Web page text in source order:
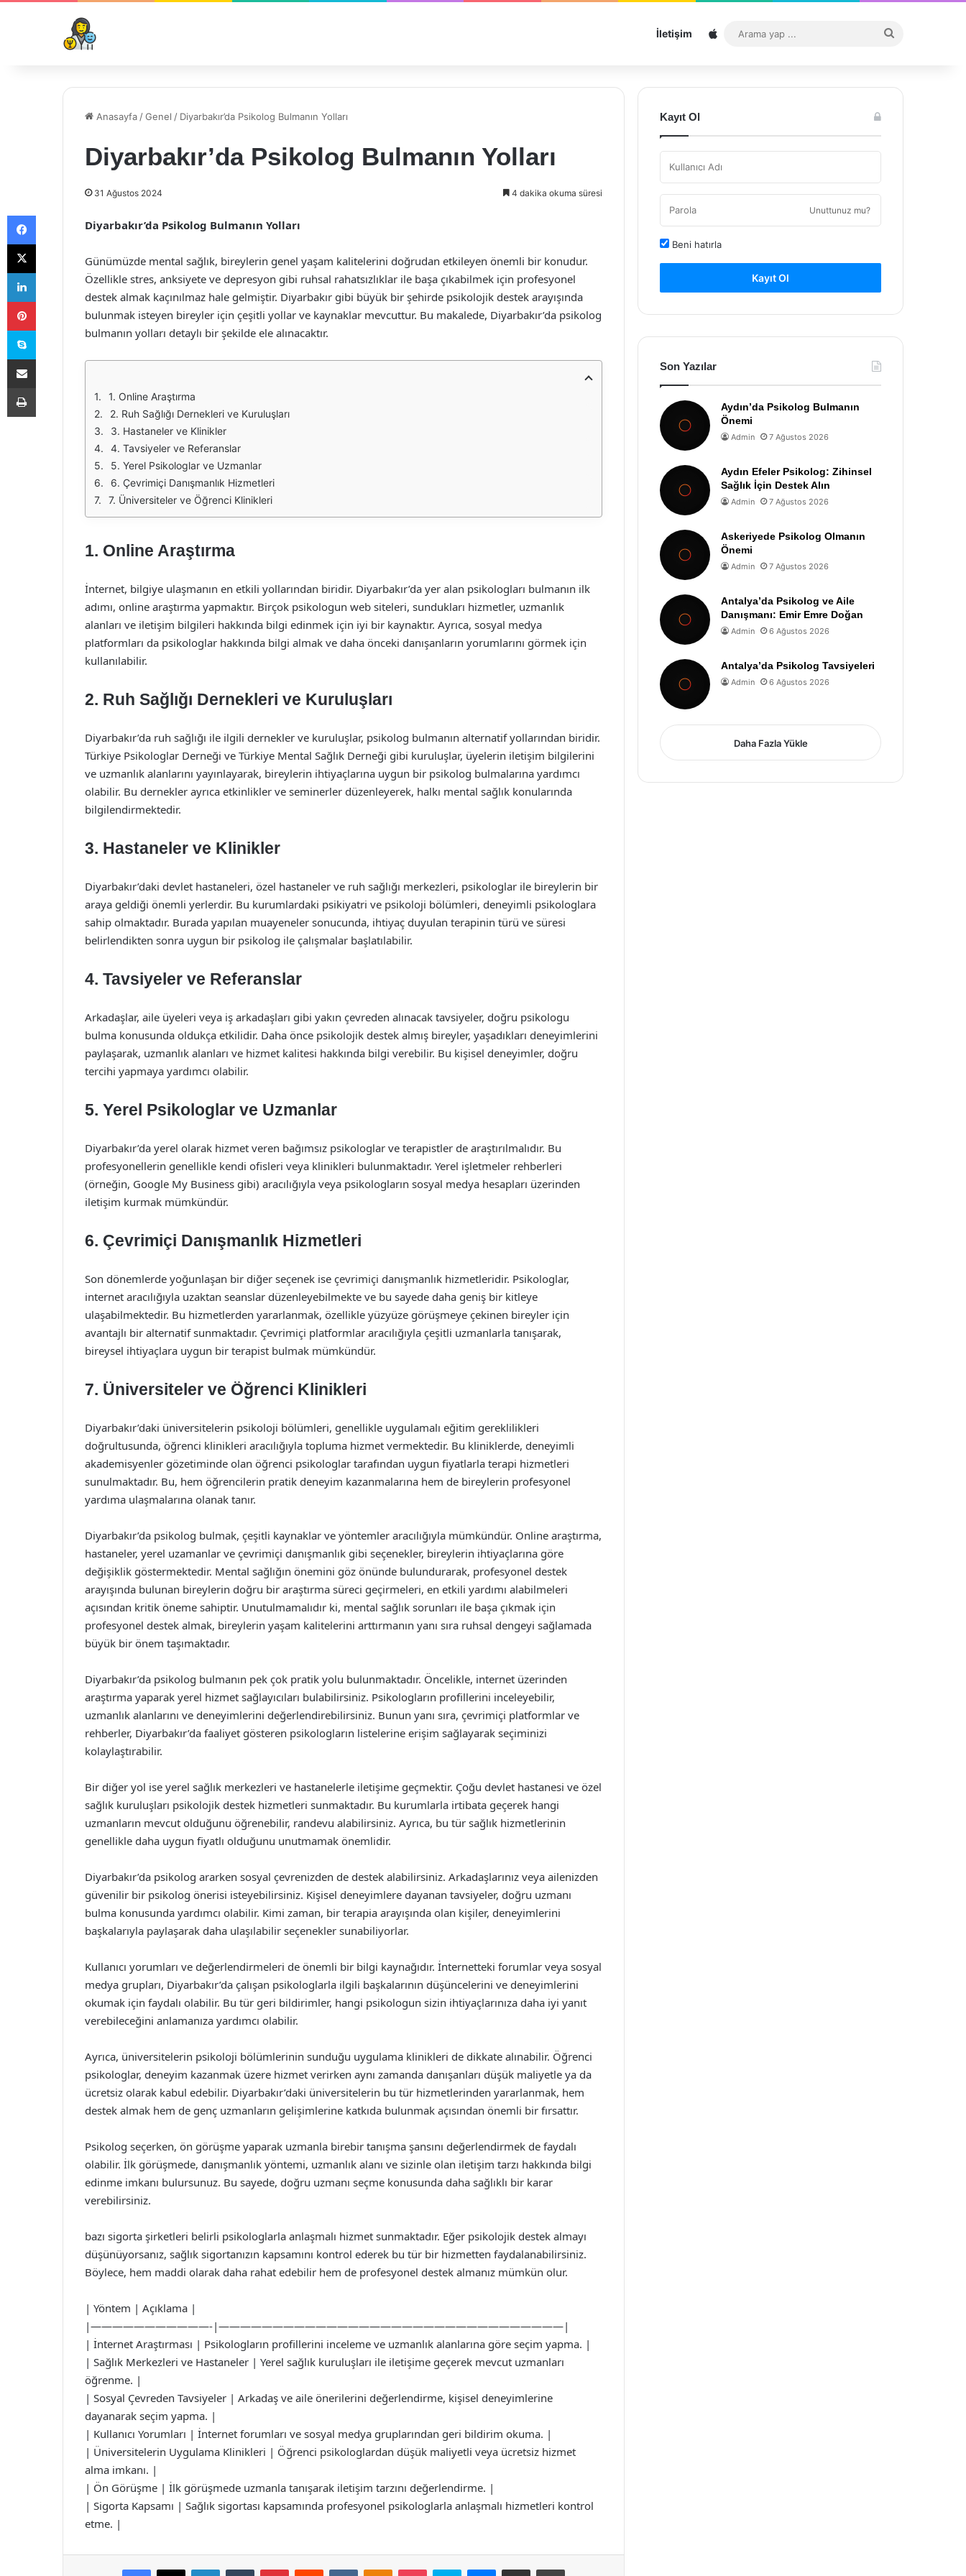
İletişim Sitemap
...
Anasayfa /Genel / Diyarbakır’da Psikolog Bulmanın Yolları
Diyarbakır’da Psikolog Bulmanın Yolları
31 Ağustos 2024 4 dakika okuma süresi
Diyarbakır’da Psikolog Bulmanın Yolları
Günümüzde mental sağlık, bireylerin genel yaşam kalitelerini doğrudan etkileyen önemli bir konudur.
Özellikle stres, anksiyete ve depresyon gibi ruhsal rahatsızlıklar ile başa çıkabilmek için profesyonel
destek almak kaçınılmaz hale gelmiştir. Diyarbakır gibi büyük bir şehirde psikolojik destek arayışında
bulunmak isteyen bireyler için çeşitli yollar ve kaynaklar mevcuttur. Bu makalede, Diyarbakır’da psikolog
bulmanın yolları detaylı bir şekilde ele alınacaktır.
1. Online Araştırma
2. Ruh Sağlığı Dernekleri ve Kuruluşları
3. Hastaneler ve Klinikler
4. Tavsiyeler ve Referanslar
5. Yerel Psikologlar ve Uzmanlar
6. Çevrimiçi Danışmanlık Hizmetleri
7. Üniversiteler ve Öğrenci Klinikleri
1. Online Araştırma
İnternet, bilgiye ulaşmanın en etkili yollarından biridir. Diyarbakır’da yer alan psikologları bulmanın ilk
adımı, online araştırma yapmaktır. Birçok psikologun web siteleri, sundukları hizmetler, uzmanlık
alanları ve iletişim bilgileri hakkında bilgi edinmek için iyi bir kaynaktır. Ayrıca, sosyal medya
platformları da psikologlar hakkında bilgi almak ve daha önceki danışanların yorumlarını görmek için
kullanılabilir.
2. Ruh Sağlığı Dernekleri ve Kuruluşları
Diyarbakır’da ruh sağlığı ile ilgili dernekler ve kuruluşlar, psikolog bulmanın alternatif yollarından biridir.
Türkiye Psikologlar Derneği ve Türkiye Mental Sağlık Derneği gibi kuruluşlar, üyelerin iletişim bilgilerini
ve uzmanlık alanlarını yayınlayarak, bireylerin ihtiyaçlarına uygun bir psikolog bulmalarına yardımcı
olabilir. Bu dernekler ayrıca etkinlikler ve seminerler düzenleyerek, halkı mental sağlık konularında
bilgilendirmektedir.
3. Hastaneler ve Klinikler
Diyarbakır’daki devlet hastaneleri, özel hastaneler ve ruh sağlığı merkezleri, psikologlar ile bireylerin bir
araya geldiği önemli yerlerdir. Bu kurumlardaki psikiyatri ve psikoloji bölümleri, deneyimli psikologlara
sahip olmaktadır. Burada yapılan muayeneler sonucunda, ihtiyaç duyulan terapinin türü ve süresi
belirlendikten sonra uygun bir psikolog ile çalışmalar başlatılabilir.
4. Tavsiyeler ve Referanslar
Arkadaşlar, aile üyeleri veya iş arkadaşları gibi yakın çevreden alınacak tavsiyeler, doğru psikologu
bulma konusunda oldukça etkilidir. Daha önce psikolojik destek almış bireyler, yaşadıkları deneyimlerini
paylaşarak, uzmanlık alanları ve hizmet kalitesi hakkında bilgi verebilir. Bu kişisel deneyimler, doğru
tercihi yapmaya yardımcı olabilir.
5. Yerel Psikologlar ve Uzmanlar
Diyarbakır’da yerel olarak hizmet veren bağımsız psikologlar ve terapistler de araştırılmalıdır. Bu
profesyonellerin genellikle kendi ofisleri veya klinikleri bulunmaktadır. Yerel işletmeler rehberleri
(örneğin, Google My Business gibi) aracılığıyla veya psikologların sosyal medya hesapları üzerinden
iletişim kurmak mümkündür.
6. Çevrimiçi Danışmanlık Hizmetleri
Son dönemlerde yoğunlaşan bir diğer seçenek ise çevrimiçi danışmanlık hizmetleridir. Psikologlar,
internet aracılığıyla uzaktan seanslar düzenleyebilmekte ve bu sayede daha geniş bir kitleye
ulaşabilmektedir. Bu hizmetlerden yararlanmak, özellikle yüzyüze görüşmeye çekinen bireyler için
avantajlı bir alternatif sunmaktadır. Çevrimiçi platformlar aracılığıyla çeşitli uzmanlarla tanışarak,
bireysel ihtiyaçlara uygun bir terapist bulmak mümkündür.
7. Üniversiteler ve Öğrenci Klinikleri
Diyarbakır’daki üniversitelerin psikoloji bölümleri, genellikle uygulamalı eğitim gereklilikleri
doğrultusunda, öğrenci klinikleri aracılığıyla topluma hizmet vermektedir. Bu kliniklerde, deneyimli
akademisyenler gözetiminde olan öğrenci psikologlar tarafından uygun fiyatlarla terapi hizmetleri
sunulmaktadır. Bu, hem öğrencilerin pratik deneyim kazanmalarına hem de bireylerin profesyonel
yardıma ulaşmalarına olanak tanır.
Diyarbakır’da psikolog bulmak, çeşitli kaynaklar ve yöntemler aracılığıyla mümkündür. Online araştırma,
hastaneler, yerel uzamanlar ve çevrimiçi danışmanlık gibi seçenekler, bireylerin ihtiyaçlarına göre
değişiklik göstermektedir. Mental sağlığın önemini göz önünde bulundurarak, profesyonel destek
arayışında bulunan bireylerin doğru bir araştırma süreci geçirmeleri, en etkili yardımı alabilmeleri
açısından kritik öneme sahiptir. Unutulmamalıdır ki, mental sağlık sorunları ile başa çıkmak için
profesyonel destek almak, bireylerin yaşam kalitelerini arttırmanın yanı sıra ruhsal dengeyi sağlamada
büyük bir önem taşımaktadır.
Diyarbakır’da psikolog bulmanın pek çok pratik yolu bulunmaktadır. Öncelikle, internet üzerinden
araştırma yaparak yerel hizmet sağlayıcıları bulabilirsiniz. Psikologların profillerini inceleyebilir,
uzmanlık alanlarını ve deneyimlerini değerlendirebilirsiniz. Bunun yanı sıra, çevrimiçi platformlar ve
rehberler, Diyarbakır’da faaliyet gösteren psikologların listelerine erişim sağlayarak seçiminizi
kolaylaştırabilir.
Bir diğer yol ise yerel sağlık merkezleri ve hastanelerle iletişime geçmektir. Çoğu devlet hastanesi ve özel
sağlık kuruluşları psikolojik destek hizmetleri sunmaktadır. Bu kurumlarla irtibata geçerek hangi
uzmanların mevcut olduğunu öğrenebilir, randevu alabilirsiniz. Ayrıca, bu tür sağlık hizmetlerinin
genellikle daha uygun fiyatlı olduğunu unutmamak önemlidir.
Diyarbakır’da psikolog ararken sosyal çevrenizden de destek alabilirsiniz. Arkadaşlarınız veya ailenizden
güvenilir bir psikolog önerisi isteyebilirsiniz. Kişisel deneyimlere dayanan tavsiyeler, doğru uzmanı
bulma konusunda yardımcı olabilir. Kimi zaman, bir terapia arayışında olan kişiler, deneyimlerini
başkalarıyla paylaşarak daha ulaşılabilir seçenekler sunabiliyorlar.
Kullanıcı yorumları ve değerlendirmeleri de önemli bir bilgi kaynağıdır. İnternetteki forumlar veya sosyal
medya grupları, Diyarbakır’da çalışan psikologlarla ilgili başkalarının düşüncelerini ve deneyimlerini
okumak için faydalı olabilir. Bu tür geri bildirimler, hangi psikologun sizin ihtiyaçlarınıza daha iyi yanıt
verebileceğini anlamanıza yardımcı olabilir.
Ayrıca, üniversitelerin psikoloji bölümlerinin sunduğu uygulama klinikleri de dikkate alınabilir. Öğrenci
psikologlar, deneyim kazanmak üzere hizmet verirken aynı zamanda danışanları düşük maliyetle ya da
ücretsiz olarak kabul edebilir. Diyarbakır’daki üniversitelerin bu tür hizmetlerinden yararlanmak, hem
destek almak hem de genç uzmanların gelişimlerine katkıda bulunmak açısından önemli bir fırsattır.
Psikolog seçerken, ön görüşme yaparak uzmanla birebir tanışma şansını değerlendirmek de faydalı
olabilir. İlk görüşmede, danışmanlık yöntemi, uzmanlık alanı ve sizinle olan iletişim tarzı hakkında bilgi
edinme imkanı bulursunuz. Bu sayede, doğru uzmanı seçme konusunda daha sağlıklı bir karar
verebilirsiniz.
bazı sigorta şirketleri belirli psikologlarla anlaşmalı hizmet sunmaktadır. Eğer psikolojik destek almayı
düşünüyorsanız, sağlık sigortanızın kapsamını kontrol ederek bu tür bir hizmetten faydalanabilirsiniz.
Böylece, hem maddi olarak daha rahat edebilir hem de profesyonel destek almanız mümkün olur.
| Yöntem | Açıklama |
|———————————-|————————————————————————————————|
| İnternet Araştırması | Psikologların profillerini inceleme ve uzmanlık alanlarına göre seçim yapma. |
| Sağlık Merkezleri ve Hastaneler | Yerel sağlık kuruluşları ile iletişime geçerek mevcut uzmanları
öğrenme. |
| Sosyal Çevreden Tavsiyeler | Arkadaş ve aile önerilerini değerlendirme, kişisel deneyimlerine
dayanarak seçim yapma. |
| Kullanıcı Yorumları | İnternet forumları ve sosyal medya gruplarından geri bildirim okuma. |
| Üniversitelerin Uygulama Klinikleri | Öğrenci psikologlardan düşük maliyetli veya ücretsiz hizmet
alma imkanı. |
| Ön Görüşme | İlk görüşmede uzmanla tanışarak iletişim tarzını değerlendirme. |
| Sigorta Kapsamı | Sağlık sigortası kapsamında profesyonel psikologlarla anlaşmalı hizmetleri kontrol
etme. |
Facebook
X LinkedInTumblr PinterestReddit VKontakteOdnoklassniki
Pocket Skype Messenger
E-Posta ile paylaş Yazdır
Kayıt Ol
Unuttunuz mu?
Beni hatırla
Kayıt Ol
Son Yazılar
Aydın’da Psikolog Bulmanın
Önemi
Admin 7 Ağustos 2026
Aydın Efeler Psikolog: Zihinsel
Sağlık İçin Destek Alın
Admin 7 Ağustos 2026
Askeriyede Psikolog Olmanın
Önemi
Admin 7 Ağustos 2026
Antalya’da Psikolog ve Aile
Danışmanı: Emir Emre Doğan
Admin 6 Ağustos 2026
Antalya’da Psikolog Tavsiyeleri
Admin 6 Ağustos 2026
Daha Fazla Yükle
Facebook
X
LinkedIn
Pinterest
Skype
E-Posta ile paylaş